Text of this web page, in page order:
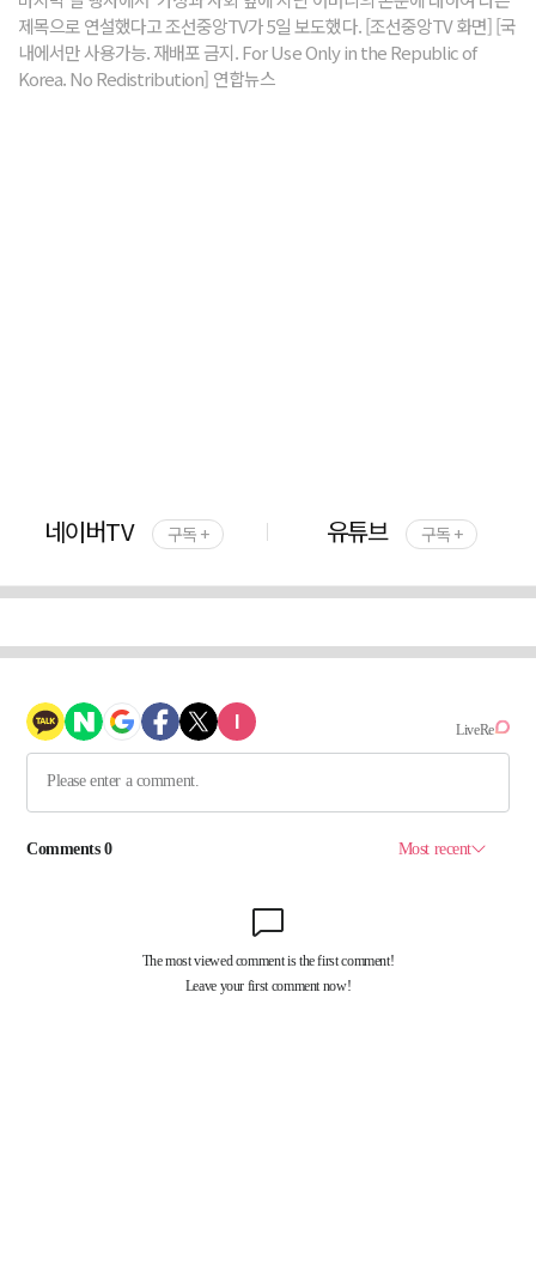
제목으로 연설했다고 조선중앙TV가 5일 보도했다. [조선중앙TV 화면] [국
내에서만 사용가능. 재배포 금지. For Use Only in the Republic of
Korea. No Redistribution] 연합뉴스
네이버TV 구독 + 유튜브 구독 +